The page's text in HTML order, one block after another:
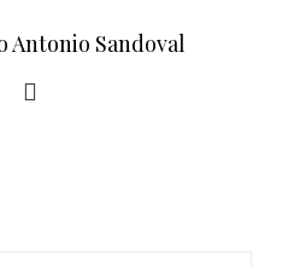
Antonio Sandoval